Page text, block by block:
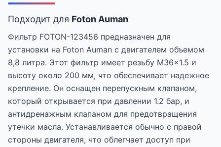
Подходит для Foton Auman
Фильтр FOTON-123456 предназначен для
установки на Foton Auman с двигателем объемом
8,8 литра. Этот фильтр имеет резьбу M36x1.5 и
высоту около 200 мм, что обеспечивает надежное
крепление. Он оснащен перепускным клапаном,
который открывается при давлении 1.2 бар, и
антидренажным клапаном для предотвращения
утечки масла. Устанавливается обычно с правой
стороны двигателя, что облегчает доступ при